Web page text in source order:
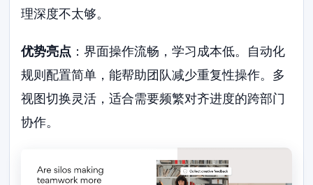
理深度不太够。
优势亮点 ：界面操作流畅，学习成本低。自动化
规则配置简单，能帮助团队减少重复性操作。多
视图切换灵活，适合需要频繁对齐进度的跨部门
协作。